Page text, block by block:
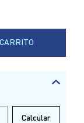
Calcular